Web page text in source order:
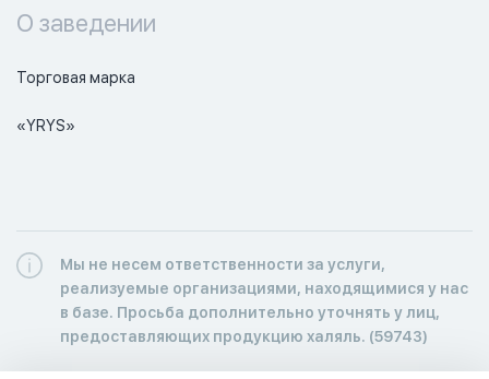
О заведении
Торговая марка
«YRYS»
Мы не несем ответственности за услуги,
реализуемые организациями, находящимися у нас
в базе. Просьба дополнительно уточнять у лиц,
предоставляющих продукцию халяль. (59743)